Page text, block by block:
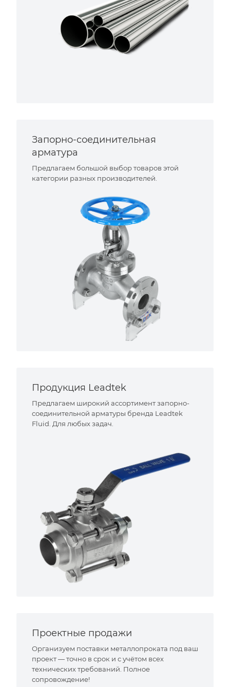
Запорно-соединительная
арматура
Предлагаем большой выбор товаров этой
категории разных производителей.
Продукция Leadtek
Предлагаем широкий ассортимент запорно-
соединительной арматуры бренда Leadtek
Fluid. Для любых задач.
Проектные продажи
Организуем поставки металлопроката под ваш
проект — точно в срок и с учётом всех
технических требований. Полное
сопровождение!